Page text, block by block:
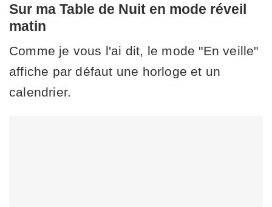
Sur ma Table de Nuit en mode réveil
matin
Comme je vous l'ai dit, le mode "En veille"
affiche par défaut une horloge et un
calendrier.